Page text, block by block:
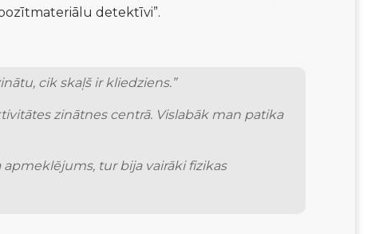
detektīvi”.
cik skaļš ir kliedziens.”
zinātnes centrā. Vislabāk man patika
tur bija vairāki fizikas